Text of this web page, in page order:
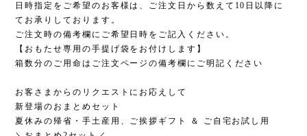
日時指定をご希望のお客様は、ご注文日から数えて10日以降に
てお承りしております。
ご注文時の備考欄にご希望日時をご記入ください。
【おもたせ専用の手提げ袋をお付けします】
箱数分のご用命はご注文ページの備考欄にご明記ください
お客さまからのリクエストにお応えして
新登場のおまとめセット
夏休みの帰省・手土産用、ご挨拶ギフト ＆ ご自宅お試し用